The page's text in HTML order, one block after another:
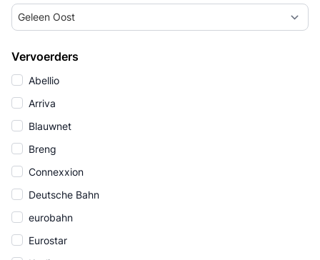
Geleen Oost
Vervoerders
Abellio
Arriva
Blauwnet
Breng
Connexxion
Deutsche Bahn
eurobahn
Eurostar